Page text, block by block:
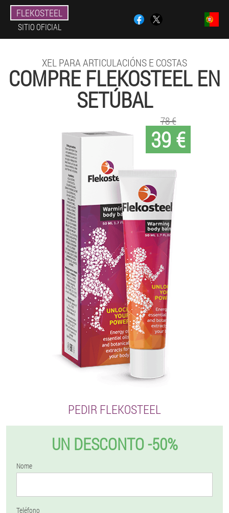
FLEKOSTEEL
SITIO OFICIAL
XEL PARA ARTICULACIÓNS E COSTAS
COMPRE FLEKOSTEEL EN
SETÚBAL
39 €
78 €
PEDIR FLEKOSTEEL
UN DESCONTO -50%
Nome
Teléfono